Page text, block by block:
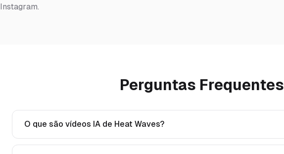
Instagram.
Perguntas Frequentes
O que são vídeos IA de Heat Waves?